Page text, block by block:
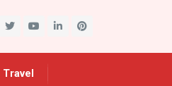
Travel